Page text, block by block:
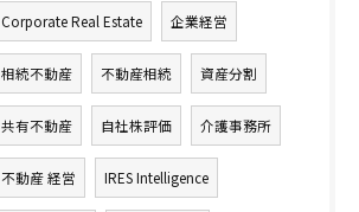
Corporate Real Estate 企業経営
相続不動産 不動産相続 資産分割
共有不動産 自社株評価 介護事務所
不動産 経営 IRES Intelligence